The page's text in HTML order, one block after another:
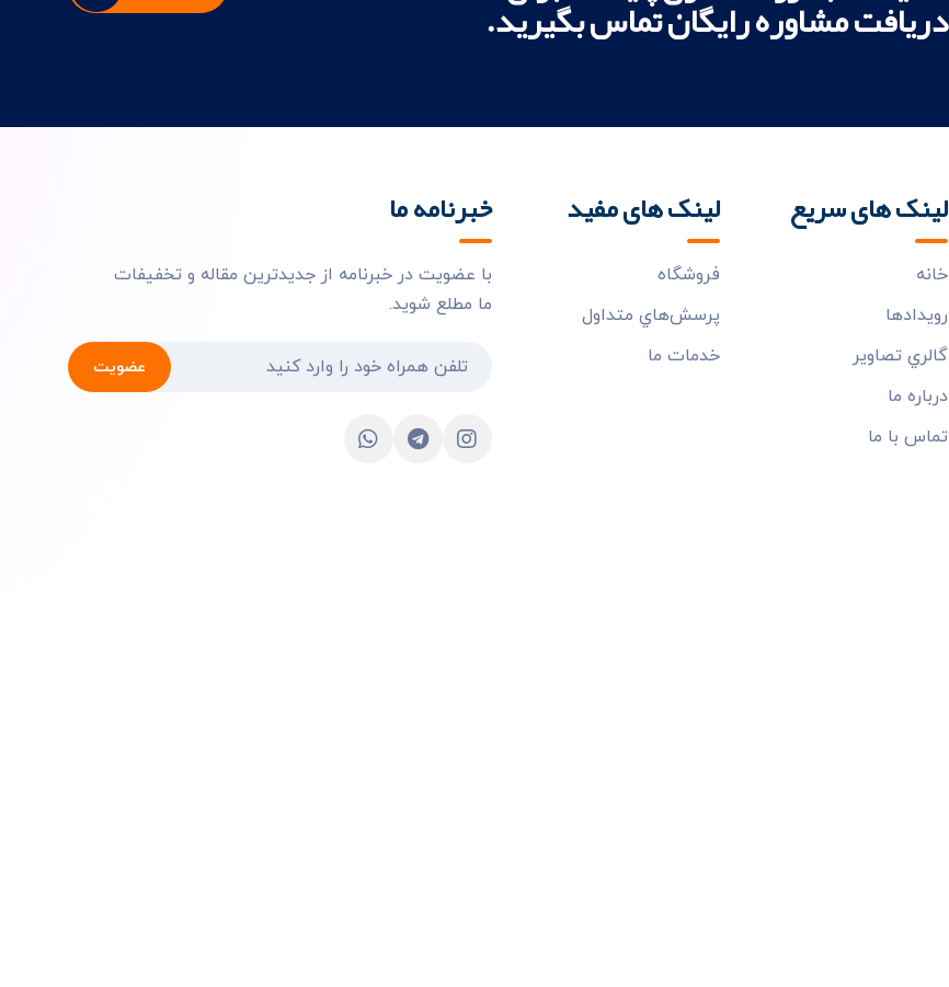
دریافت مشاوره رایگان تماس بگیرید.
لینک های سریع
خانه
رويدادها
گالري تصاوير
درباره ما
تماس با ما
لینک های مفید
فروشگاه
پرسش‌هاي متداول
خدمات ما
خبرنامه ما
با عضویت در خبرنامه از جدیدترین مقاله و تخفیفات
ما مطلع شوید.
عضویت